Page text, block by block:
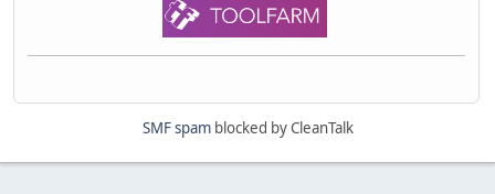
SMF spamblocked by CleanTalk